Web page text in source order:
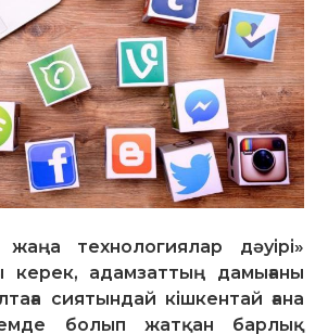
технологиялар дәуірі»
адамзаттың дамығаны
сиятындай кішкентай ғана
болып жатқан барлық